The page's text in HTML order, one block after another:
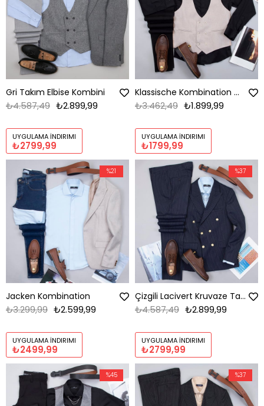
Gri Takım Elbise Kombini
₺2.899,99
₺4.587,49
UYGULAMA İNDIRIMI
₺2799,99
Klassische Kombination mit Weste
₺1.899,99
₺3.462,49
UYGULAMA İNDIRIMI
₺1799,99
Jacken Kombination
₺2.599,99
₺3.299,99
UYGULAMA İNDIRIMI
₺2499,99
%21
Çizgili Lacivert Kruvaze Takım Elbise Kombini
₺2.899,99
₺4.587,49
UYGULAMA İNDIRIMI
₺2799,99
%37
%45 %37